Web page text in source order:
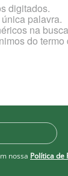
digitados.
palavra.
na
do termo
nossa Política de